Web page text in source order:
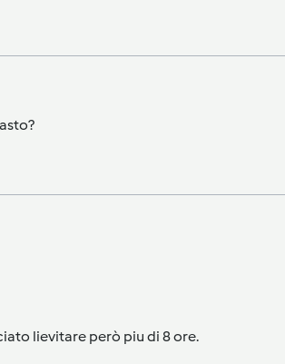
lievitare però piu di 8 ore.